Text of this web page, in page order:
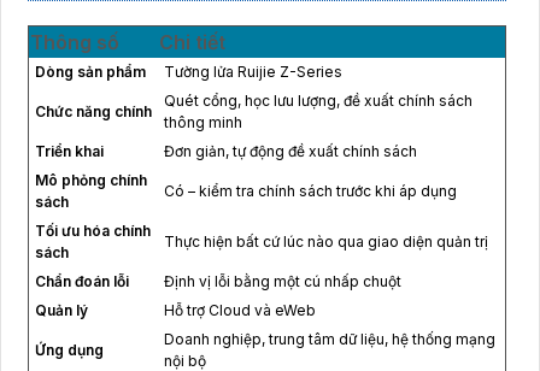
Thông số Chi tiết
Dòng sản phẩm Tường lửa Ruijie Z-Series
Chức năng chính
Quét cổng, học lưu lượng, đề xuất chính sách
thông minh
Triển khai
Đơn giản, tự động đề xuất chính sách
Mô phỏng chính
sách
Có – kiểm tra chính sách trước khi áp dụng
Tối ưu hóa chính
sách
Thực hiện bất cứ lúc nào qua giao diện quản trị
Chẩn đoán lỗi
Định vị lỗi bằng một cú nhấp chuột
Quản lý
Hỗ trợ Cloud và eWeb
Ứng dụng
Doanh nghiệp, trung tâm dữ liệu, hệ thống mạng
nội bộ